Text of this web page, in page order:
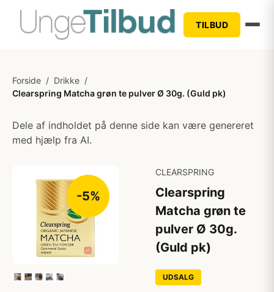
TILBUD
Forside / Drikke /
Clearspring Matcha grøn te pulver Ø 30g. (Guld pk)
Dele af indholdet på denne side kan være genereret
med hjælp fra AI.
-5%
CLEARSPRING
Clearspring
Matcha grøn te
pulver Ø 30g.
(Guld pk)
UDSALG